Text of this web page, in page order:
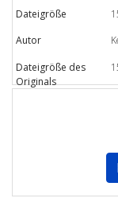
Dateigröße
Autor
Dateigröße des
Originals